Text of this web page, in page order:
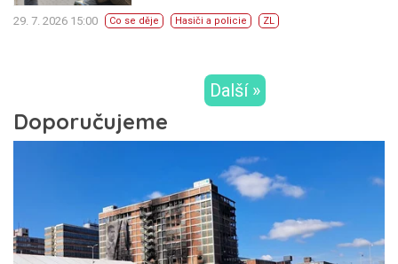
29. 7. 2026 15:00 Co se děje Hasiči a policie ZL
Další »